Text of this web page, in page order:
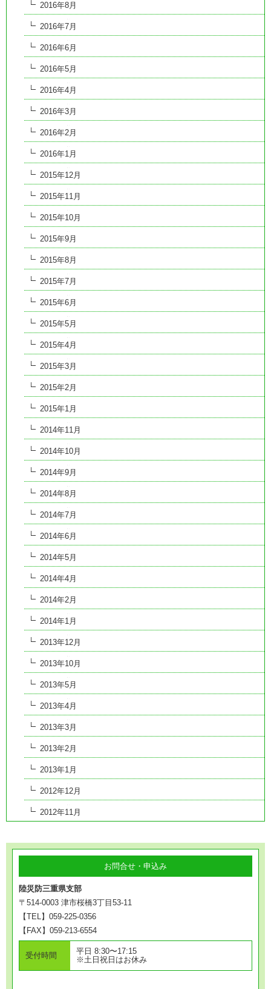
2016年8月
2016年7月
2016年6月
2016年5月
2016年4月
2016年3月
2016年2月
2016年1月
2015年12月
2015年11月
2015年10月
2015年9月
2015年8月
2015年7月
2015年6月
2015年5月
2015年4月
2015年3月
2015年2月
2015年1月
2014年11月
2014年10月
2014年9月
2014年8月
2014年7月
2014年6月
2014年5月
2014年4月
2014年2月
2014年1月
2013年12月
2013年10月
2013年5月
2013年4月
2013年3月
2013年2月
2013年1月
2012年12月
2012年11月
お問合せ・申込み
陸災防三重県支部
〒514-0003 津市桜橋3丁目53-11
【TEL】059-225-0356
【FAX】059-213-6554
受付時間
平日 8:30〜17:15
※土日祝日はお休み